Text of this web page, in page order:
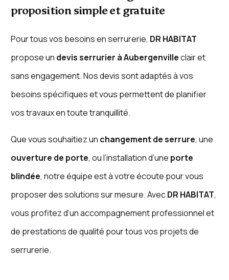
proposition simple et gratuite
Pour tous vos besoins en serrurerie, DR HABITAT
propose un devis serrurier à Aubergenvilleclair et
sans engagement. Nos devis sont adaptés à vos
besoins spécifiques et vous permettent de planifier
vos travaux en toute tranquillité.
Que vous souhaitiez un changement de serrure, une
ouverture de porte, ou l’installation d’une porte
blindée, notre équipe est à votre écoute pour vous
proposer des solutions sur mesure. AvecDR HABITAT,
vous profitez d’un accompagnement professionnel et
de prestations de qualité pour tous vos projets de
serrurerie.